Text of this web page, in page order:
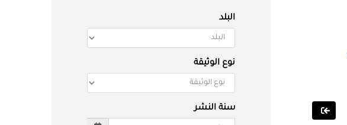
البلد
نوع الوثيقة
سنة النشر